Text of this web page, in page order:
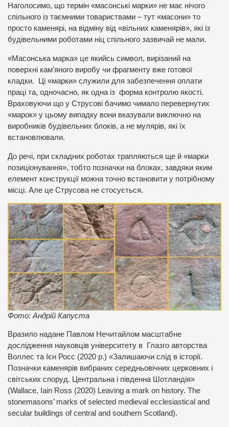
Наголосимо, що термін «масонські марки» не має нічого
спільного із таємними товариствами – тут «масони» то
просто каменярі, на відміну від «вільних каменярів», які із
будівельними роботами ніц спільного зазвичай не мали.
«Масонська марка» це якийсь символ, вирізаний на
поверхні кам’яного виробу чи фрагменту вже готової
кладки. Ці «марки» служили для забезпечення оплати
праці та, одночасно, як одна із форма контролю якості.
Враховуючи що у Струсові бачимо чимало перевернутих
«марок» у цьому випадку вони вказували виключно на
виробників будівельних блоків, а не мулярів, які їх
встановлювали.
До речі, при складних роботах трапляються ще й «марки
позиціонування», тобто позначки на блоках, завдяки яким
елемент конструкції можна точно встановити у потрібному
місці. Але це Струсова не стосується.
Фото: Андрій Капуста
Вразило надане Павлом Нечитайлом масштабне
дослідження науковців університету в Глазго авторства
Воллес та Ієн Росс (2020 р.) «Залишаючи слід в історії.
Позначки каменярів вибраних середньовічних церковних і
світських споруд. Центральна і південна Шотландія»
(Wallace, Iain Ross (2020) Leaving a mark on history. The
stonemasons’ marks of selected medieval ecclesiastical and
secular buildings of central and southern Scotland).